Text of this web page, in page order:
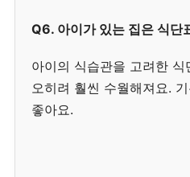
Q6. 아이가 있는 집은 식단
아이의 식습관을 고려한
오히려 훨씬 수월해져요.
좋아요.